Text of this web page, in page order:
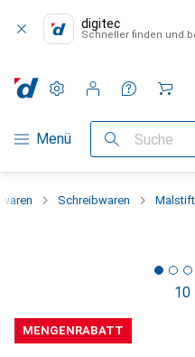
digitec
Schneller finden und
Navigation nach Kategorien
Menü Suche
Einstellungen
Kundenkonto
Vergleichslisten
Merklisten
Warenkorb
Schreibwaren
10
MENGENRABATT